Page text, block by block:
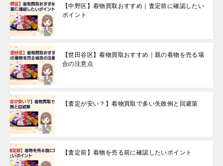
【中野区】着物買取おすすめ｜査定前に確認したい
ポイント
【世田谷区】着物買取おすすめ｜親の着物を売る場
合の注意点
【査定が安い？】着物買取で多い失敗例と回避策
【査定前】着物を売る前に確認したいポイント